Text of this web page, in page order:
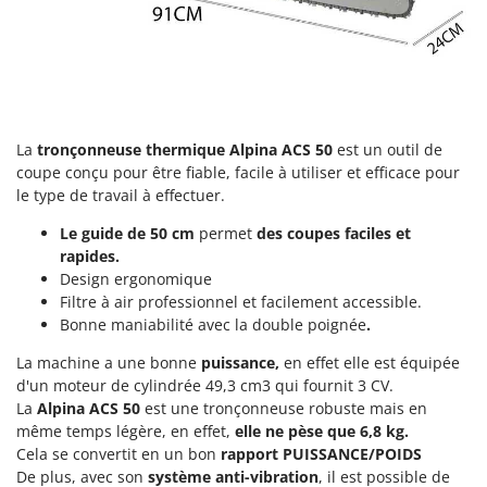
Groupes électrogènes
Hachoirs à viande
Herses à Dents
Herses Rotatives
Lames à neige
Lames niveleuses pour tracteur
Lave-vitres
Lieuses électriques pour vignes
M
Machines à pâtes
Einhell
Elegen
Enotecnica Pillan
Eschenfelder
EuroMech
F
FAC
Fama Industrie
Famag
La tronçonneuse thermique Alpina ACS 50 est un outil de
coupe conçu pour être fiable, facile à utiliser et efficace pour
le type de travail à effectuer.
Le guide de 50 cm permet des coupes faciles et
rapides.
Design ergonomique
Filtre à air professionnel et facilement accessible.
Bonne maniabilité avec la double poignée.
La machine a une bonne puissance, en effet elle est équipée
d'un moteur de cylindrée 49,3 cm3 qui fournit 3 CV.
La Alpina ACS 50 est une tronçonneuse robuste mais en
même temps légère, en effet, elle ne pèse que 6,8 kg.
Cela se convertit en un bon rapport PUISSANCE/POIDS
De plus, avec son système anti-vibration, il est possible de